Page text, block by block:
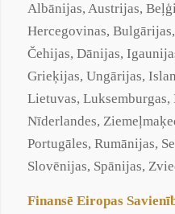
Albānijas, Austrijas,
Hercegovinas,
Čehijas, Dānijas,
Grieķijas, Ungārijas,
Lietuvas,
Nīderlandes,
Portugāles, Rumānijas,
Slovēnijas, Spānijas,
Finansē Eiropas